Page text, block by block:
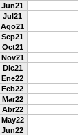
Jun21
Jul21
Ago21
Sep21
Oct21
Nov21
Dic21
Ene22
Feb22
Mar22
Abr22
May22
Jun22